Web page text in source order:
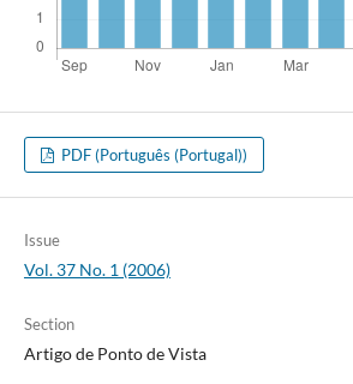
PDF (Português (Portugal))
Issue
Vol. 37 No. 1 (2006)
Section
Artigo de Ponto de Vista